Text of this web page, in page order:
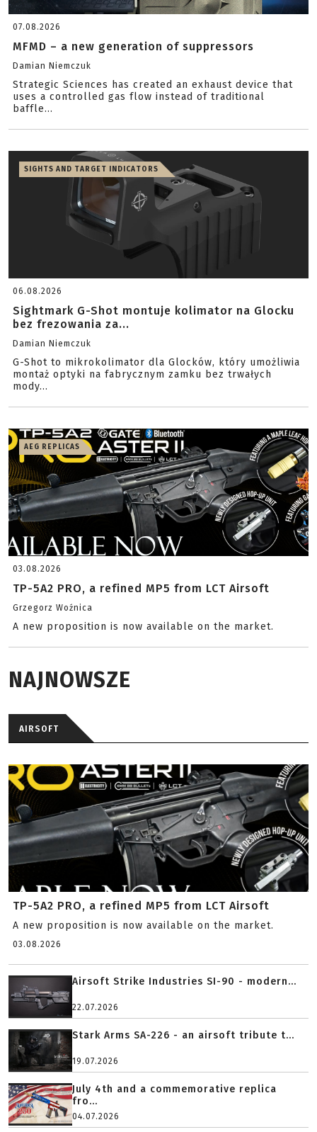
07.08.2026
MFMD – a new generation of suppressors
Damian Niemczuk
Strategic Sciences has created an exhaust device that
uses a controlled gas flow instead of traditional
baffle...
SIGHTS AND TARGET INDICATORS
06.08.2026
Sightmark G-Shot montuje kolimator na Glocku
bez frezowania za...
Damian Niemczuk
G-Shot to mikrokolimator dla Glocków, który umożliwia
montaż optyki na fabrycznym zamku bez trwałych
mody...
AEG REPLICAS
03.08.2026
TP-5A2 PRO, a refined MP5 from LCT Airsoft
Grzegorz Woźnica
A new proposition is now available on the market.
NAJNOWSZE
AIRSOFT
TP-5A2 PRO, a refined MP5 from LCT Airsoft
A new proposition is now available on the market.
03.08.2026
Airsoft Strike Industries SI-90 - modern...
22.07.2026
Stark Arms SA-226 - an airsoft tribute t...
19.07.2026
July 4th and a commemorative replica
fro...
04.07.2026